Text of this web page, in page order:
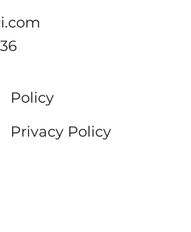
Policy
Privacy Policy